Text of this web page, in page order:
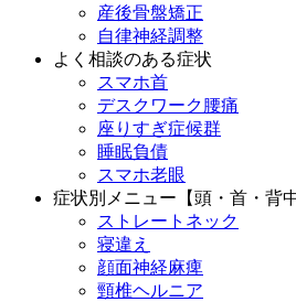
産後骨盤矯正
自律神経調整
よく相談のある症状
スマホ首
デスクワーク腰痛
座りすぎ症候群
睡眠負債
スマホ老眼
症状別メニュー【頭・首・背中
ストレートネック
寝違え
顔面神経麻痺
頸椎ヘルニア